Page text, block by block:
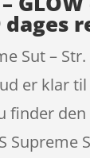
dages
Sut –
er klar
finder
Supreme